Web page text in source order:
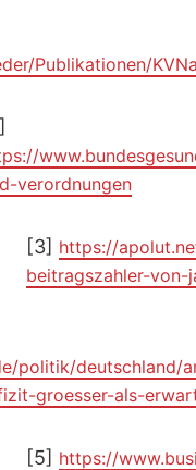
Publikationen/
verordnungen
[3] https://
beitragszahler-von-
politik/deutschland/
groesser-als-
[5] https://